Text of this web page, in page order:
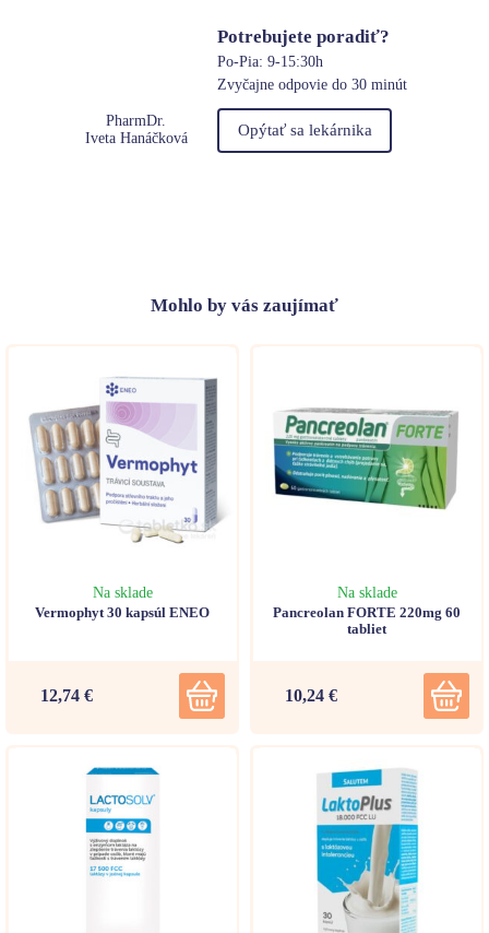
PharmDr.
Iveta Hanáčková
Potrebujete poradiť?
Po-Pia: 9-15:30h
Zvyčajne odpovie do 30 minút
Opýtať sa lekárnika
Mohlo by vás zaujímať
Na sklade
Vermophyt 30 kapsúl ENEO
12,74 €
Na sklade
Pancreolan FORTE 220mg 60
tabliet
10,24 €